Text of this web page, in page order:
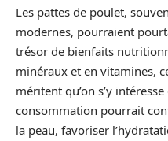
Les pattes de poulet,
modernes, pourraient
trésor de bienfaits
minéraux et en vitamines,
méritent qu’on s’y
consommation pourrait
la peau, favoriser